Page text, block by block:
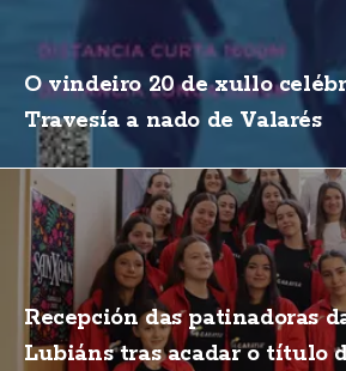
O vindeiro 20 de xullo
Travesía a nado de Valarés
Recepción das patinadoras
Lubiáns tras acadar o título